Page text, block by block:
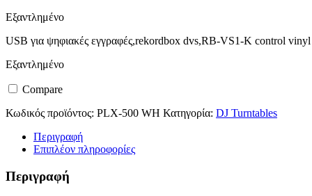
Εξαντλημένο
USB για ψηφιακές εγγραφές,rekordbox dvs,RB-VS1-K control vinyl
Εξαντλημένο
Compare
Κωδικός προϊόντος: PLX-500 WH Κατηγορία: DJ Turntables
Περιγραφή
Επιπλέον πληροφορίες
Περιγραφή